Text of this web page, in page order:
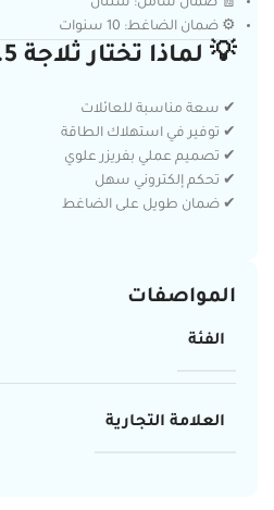
⚙️ ضمان الضاغط: 10 سنوات
💡 لماذا تختار ثلاجة TCL 16.5 قدم؟
✔ سعة مناسبة للعائلات
✔ توفير في استهلاك الطاقة
✔ تصميم عملي بفريزر علوي
✔ تحكم إلكتروني سهل
✔ ضمان طويل على الضاغط
المواصفات
الفئة
العلامة التجارية